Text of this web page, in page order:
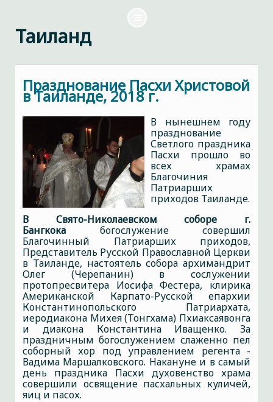
Таиланд
Празднование Пасхи Христовой
в Таиланде, 2018 г.
В нынешнем году
празднование
Светлого праздника
Пасхи прошло во
всех храмах
Благочиния
Патриарших
приходов Таиланде.
В Свято-Николаевском соборе г.
Бангкока богослужение совершил
Благочинный Патриарших приходов,
Представитель Русской Православной Церкви
в Таиланде, настоятель собора архимандрит
Олег (Черепанин) в сослужении
протопресвитера Иосифа Фестера, клирика
Американской Карпато-Русской епархии
Константинопольского Патриархата,
иеродиакона Михея (Тонгхама) Пхиаксаявонга
и диакона Константина Иващенко. За
праздничным богослужением слаженно пел
соборный хор под управлением регента -
Вадима Маршалковского. Накануне и в самый
день праздника Пасхи духовенство храма
совершили освящение пасхальных куличей,
яиц и пасох.